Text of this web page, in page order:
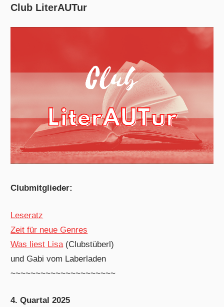
Club LiterAUTur
Clubmitglieder:
Leseratz
Zeit für neue Genres
Was liest Lisa (Clubstüberl)
und Gabi vom Laberladen
~~~~~~~~~~~~~~~~~~~~~
4. Quartal 2025